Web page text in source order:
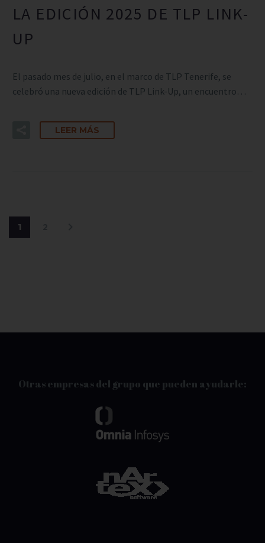
LA EDICIÓN 2025 DE TLP LINK-
UP
El pasado mes de julio, en el marco de TLP Tenerife, se
celebró una nueva edición de TLP Link-Up, un encuentro…
LEER MÁS
1
Otras empresas del grupo que pueden ayudarle: